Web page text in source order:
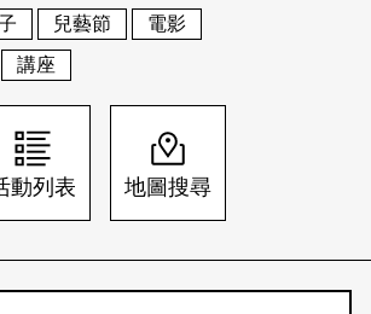
English
登入/註冊
兒藝節
電影
講座
動列表 地圖搜尋